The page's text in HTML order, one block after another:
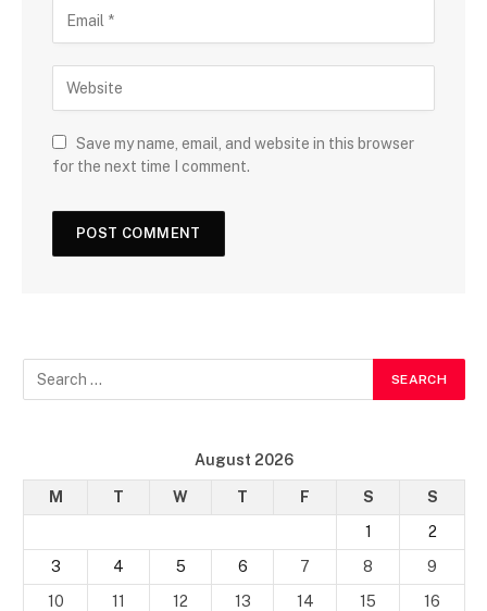
Save my name, email, and website in this browser
for the next time I comment.
August 2026
M T W T F S
S
1
2
3
4 5 6 7 8
9
10
11 12 13 14 15
16